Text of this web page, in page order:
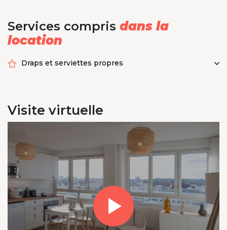
Services compris dans la
location
Draps et serviettes propres
Visite virtuelle